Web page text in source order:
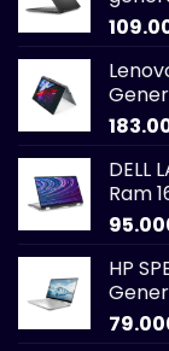
DELL
Ram
HP